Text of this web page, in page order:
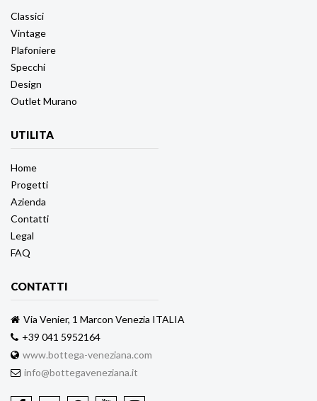
Classici
Vintage
Plafoniere
Specchi
Design
Outlet Murano
UTILITA
Home
Progetti
Azienda
Contatti
Legal
FAQ
CONTATTI
Via Venier, 1 Marcon Venezia ITALIA
+39 041 5952164
www.bottega-veneziana.com
info@bottegaveneziana.it